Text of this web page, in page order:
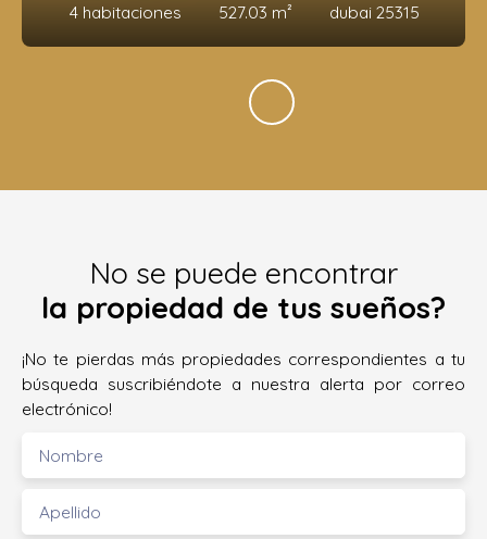
4 habitaciones 527.03 m² dubai 25315
No se puede encontrar
la propiedad de tus sueños?
¡No te pierdas más propiedades correspondientes a tu
búsqueda suscribiéndote a nuestra alerta por correo
electrónico!
Nombre
Apellido